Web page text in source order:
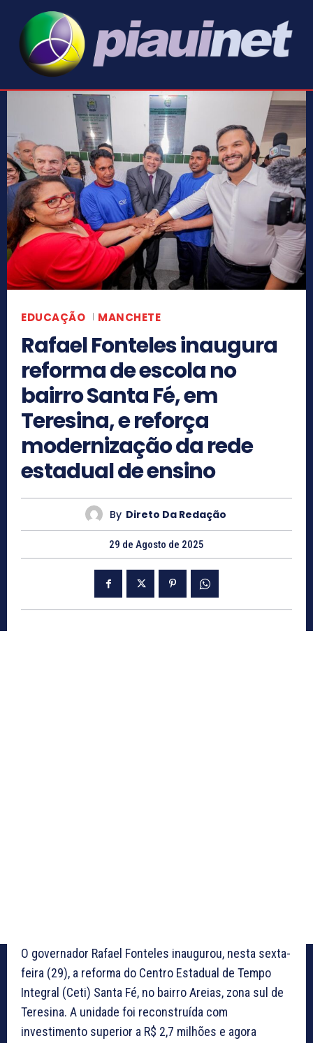
EDUCAÇÃO MANCHETE
Rafael Fonteles inaugura
reforma de escola no
bairro Santa Fé, em
Teresina, e reforça
modernização da rede
estadual de ensino
By Direto Da Redação
29 de Agosto de 2025
O governador Rafael Fonteles inaugurou, nesta sexta-
feira (29), a reforma do Centro Estadual de Tempo
Integral (Ceti) Santa Fé, no bairro Areias, zona sul de
Teresina. A unidade foi reconstruída com
investimento superior a R$ 2,7 milhões e agora